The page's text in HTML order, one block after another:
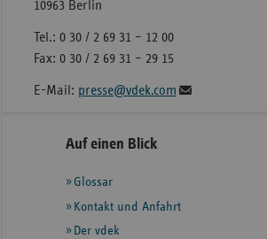
10963 Berlin
Tel.: 0 30 / 2 69 31 – 12 00
Fax: 0 30 / 2 69 31 – 29 15
E-Mail: presse@vdek.com
Seitennavigation
Seitenleiste
weiteren
Informationen
Auf einen Blick
Glossar
Kontakt und Anfahrt
Der vdek